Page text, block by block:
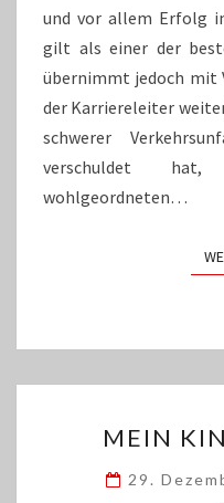
und vor allem Erfolg
gilt als einer der
übernimmt jedoch mit
der Karriereleiter
schwerer
verschuldet
wohlgeordneten…
MEIN
29.